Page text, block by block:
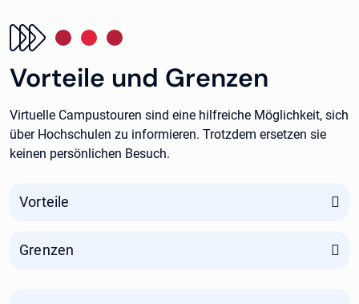
Vorteile und Grenzen
Virtuelle Campustouren sind eine hilfreiche Möglichkeit, sich
über Hochschulen zu informieren. Trotzdem ersetzen sie
keinen persönlichen Besuch.
Vorteile
Grenzen